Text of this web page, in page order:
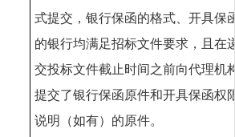
式提交，银行保函的格式、开具保
的银行均满足招标文件要求，且在
交投标文件截止时间之前向代理机
提交了银行保函原件和开具保函权
说明（如有）的原件。